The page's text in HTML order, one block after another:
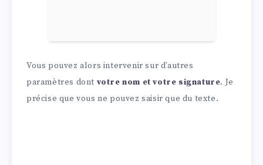
Vous pouvez alors intervenir sur d’autres
paramètres dont votre nom et votre signature. Je
précise que vous ne pouvez saisir que du texte.